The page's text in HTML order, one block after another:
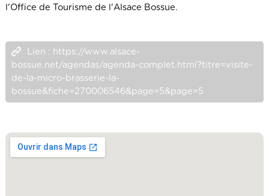
l'Office de Tourisme de l'Alsace Bossue.
Lien : https://www.alsace-
bossue.net/agendas/agenda-complet.html?titre=visite-
de-la-micro-brasserie-la-
bossue&fiche=270006546&page=5&page=5